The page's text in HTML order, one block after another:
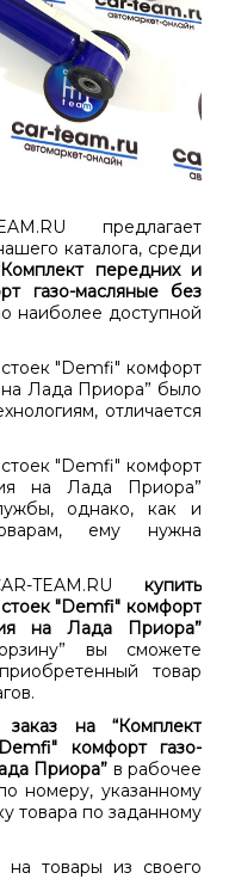
предлагает
каталога, среди
передних и
газо-масляные без
наиболее доступной
"Demfi" комфорт
Лада Приора” было
отличается
"Demfi" комфорт
на Лада Приора”
однако, как и
ему нужна
TEAM.RU купить
"Demfi" комфорт
на Лада Приора”
вы сможете
товар
заказ на “Комплект
комфорт газо-
Приора” в рабочее
номеру, указанному
товара по заданному
на товары из своего